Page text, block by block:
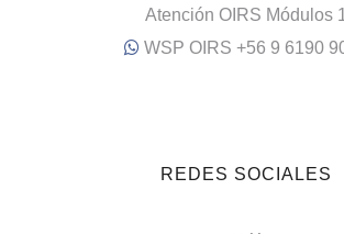
Atención OIRS Módulos
WSP OIRS +56 9 6190
REDES SOCIALES